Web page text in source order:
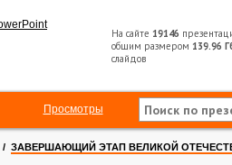
На сайте 19146
общим размером 139.96
слайдов
Просмотры
/ ЗАВЕРШАЮЩИЙ ЭТАП ВЕЛИКОЙ